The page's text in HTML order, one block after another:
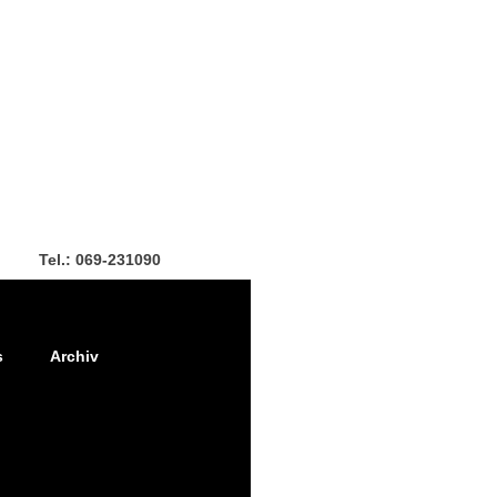
Tel.: 069-231090
Archiv